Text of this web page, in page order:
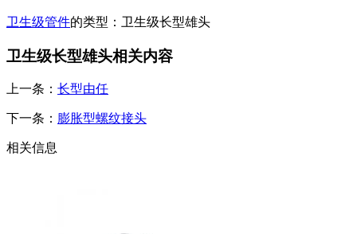
卫生级管件的类型：卫生级长型雄头
卫生级长型雄头相关内容
上一条： 长型由任
下一条： 膨胀型螺纹接头
相关信息